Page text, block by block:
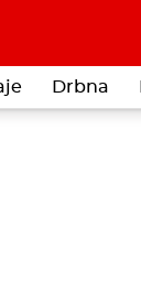
Drbna